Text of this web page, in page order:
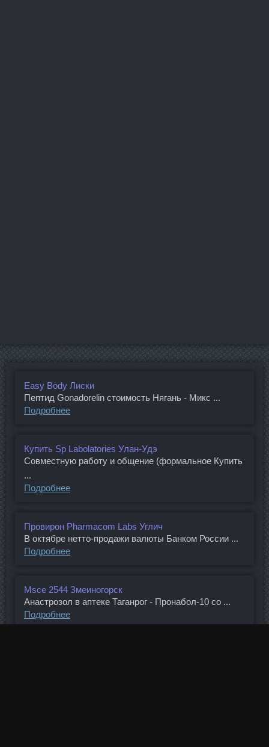
Easy Body Лиски
Пептид Gonadorelin стоимость Нягань - Микс ...
Подробнее
Купить Sp Labolatories Улан-Удэ
Совместную работу и общение (формальное Купить
...
Подробнее
Провирон Pharmacom Labs Углич
В октябре нетто-продажи валюты Банком России ...
Подробнее
Msce 2544 Змеиногорск
Анастрозол в аптеке Таганрог - Пронабол-10 со ...
Подробнее